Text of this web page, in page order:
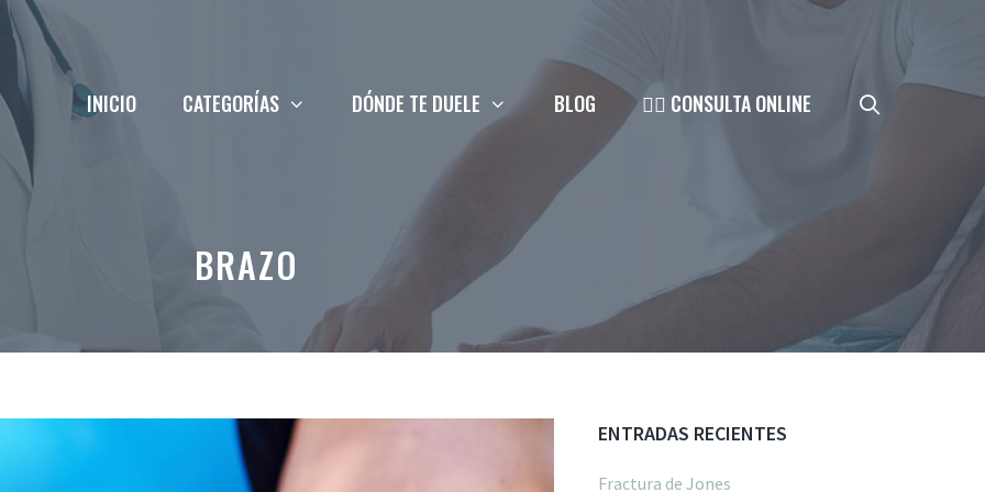
INICIO CATEGORÍAS DÓNDE TE DUELE BLOG 👨‍⚕️ CONSULTA ONLINE
BRAZO
ENTRADAS RECIENTES
Fractura de Jones